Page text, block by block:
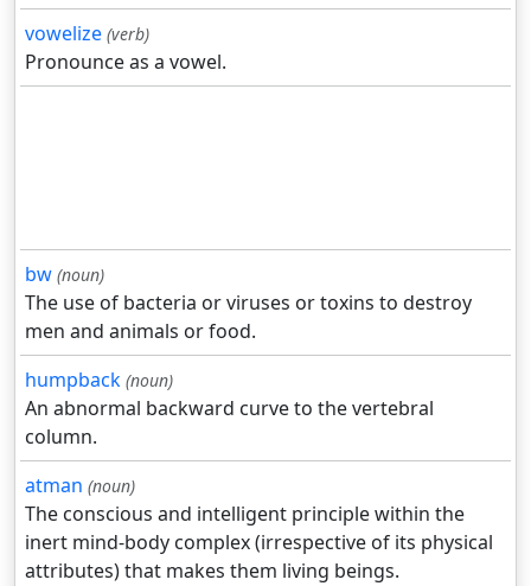
vowelize (verb)
Pronounce as a vowel.
bw (noun)
The use of bacteria or viruses or toxins to destroy
men and animals or food.
humpback (noun)
An abnormal backward curve to the vertebral
column.
atman (noun)
The conscious and intelligent principle within the
inert mind-body complex (irrespective of its physical
attributes) that makes them living beings.